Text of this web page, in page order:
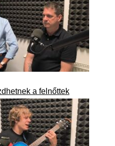
a felnőttek